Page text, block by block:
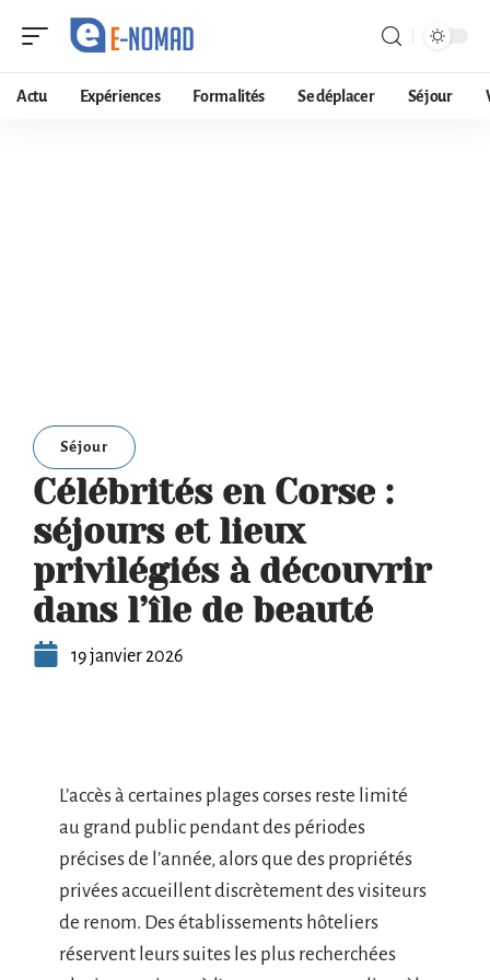
Actu Expériences Formalités Se déplacer Séjour
Séjour
Célébrités en Corse :
séjours et lieux
privilégiés à découvrir
dans l’île de beauté
19 janvier 2026
L’accès à certaines plages corses reste limité
au grand public pendant des périodes
précises de l’année, alors que des propriétés
privées accueillent discrètement des visiteurs
de renom. Des établissements hôteliers
réservent leurs suites les plus recherchées